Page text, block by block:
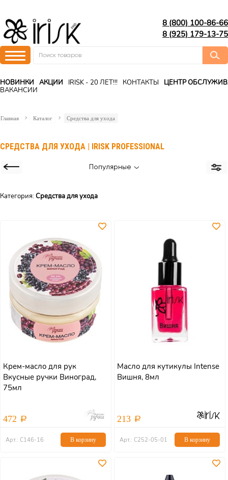
8 (800) 100-86-66
8 (925) 179-13-75
НОВИНКИ АКЦИИ IRISK - 20 ЛЕТ!!! КОНТАКТЫ
ЦЕНТР
ВАКАНСИИ
Главная Каталог Средства для ухода
СРЕДСТВА ДЛЯ УХОДА | IRISK PROFESSIONAL
Популярные
Категория: Средства для ухода
Крем-масло для рук
Вкусные ручки Виноград,
75мл
472
Арт.: С146-16 В корзину
Масло для кутикулы Intense
Вишня, 8мл
213
Арт.: С252-05-01 В корзину